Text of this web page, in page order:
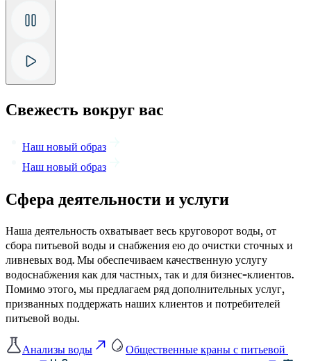
Свежесть вокруг вас
Наш новый образ
Наш новый образ
Сфера деятельности и услуги
Наша деятельность охватывает весь круговорот воды, от
сбора питьевой воды и снабжения ею до очистки сточных и
ливневых вод. Мы обеспечиваем качественную услугу
водоснабжения как для частных, так и для бизнес-клиентов.
Помимо этого, мы предлагаем ряд дополнительных услуг,
призванных поддержать наших клиентов и потребителей
питьевой воды.
Анализы воды
Общественные краны с питьевой